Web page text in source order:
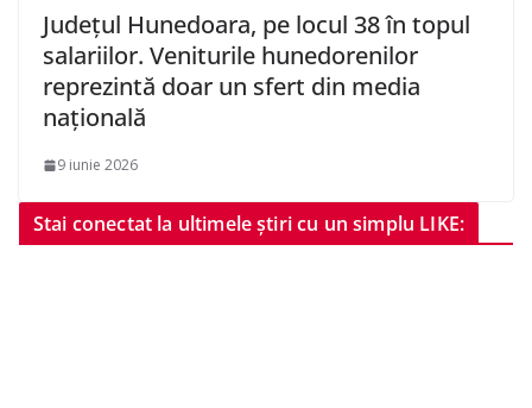
Județul Hunedoara, pe locul 38 în topul
salariilor. Veniturile hunedorenilor
reprezintă doar un sfert din media
națională
9 iunie 2026
Stai conectat la ultimele știri cu un simplu LIKE: